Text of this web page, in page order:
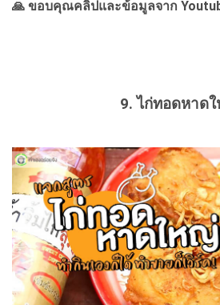
🙏 ขอบคุณคลิปและข้อมูลจาก
9. ไก่ทอดหาด